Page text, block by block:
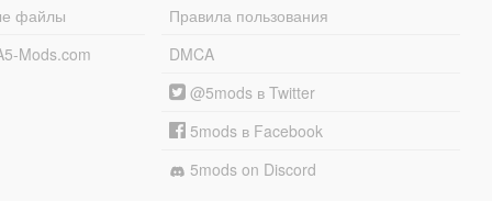
файлы
Mods.com
Правила пользования
DMCA
@5mods в Twitter
5mods в Facebook
5mods on Discord